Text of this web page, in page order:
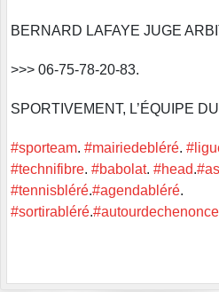
BERNARD LAFAYE JUGE
>>> 06-75-78-20-83.
SPORTIVEMENT, L’ÉQUIPE
#sporteam. #mairiedebléré.
#technifibre. #babolat. #head.
#tennisbléré.#agendabléré.
#sortirabléré.